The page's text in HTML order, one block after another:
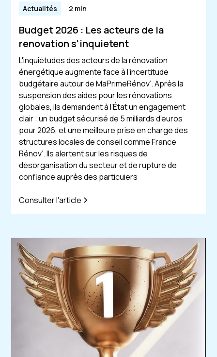
Actualités 2 min
Budget 2026 : Les acteurs de la
renovation s'inquietent
L'inquiétudes des acteurs de la rénovation
énergétique augmente face à l’incertitude
budgétaire autour de MaPrimeRénov’. Après la
suspension des aides pour les rénovations
globales, ils demandent à l’État un engagement
clair : un budget sécurisé de 5 milliards d’euros
pour 2026, et une meilleure prise en charge des
structures locales de conseil comme France
Rénov’. Ils alertent sur les risques de
désorganisation du secteur et de rupture de
confiance auprès des particuiers
Consulter l'article